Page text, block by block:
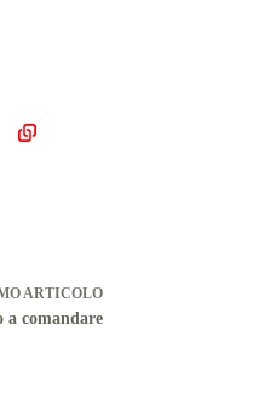
ARTICOLO
a comandare